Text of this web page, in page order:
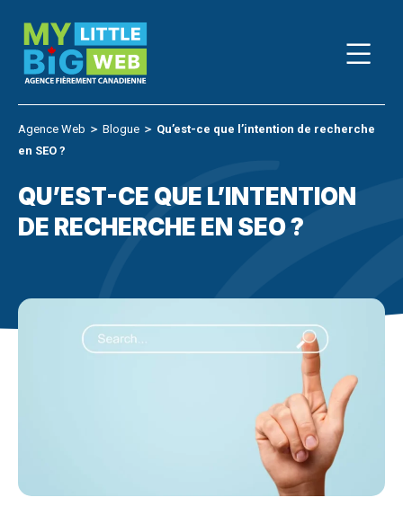
content
Agence Web ＞ Blogue ＞ Qu’est-ce que l’intention de recherche
en SEO ?
QU’EST-CE QUE L’INTENTION
DE RECHERCHE EN SEO ?